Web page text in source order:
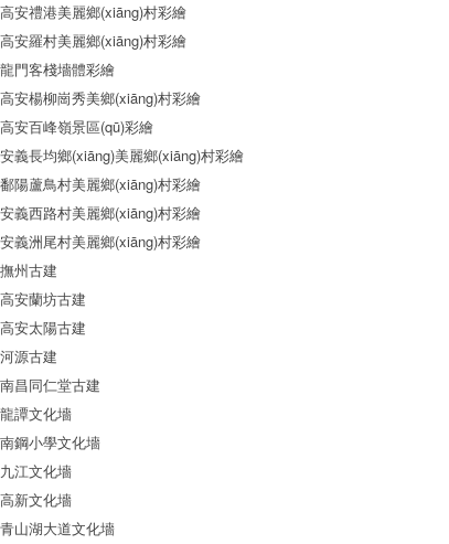
高安禮港美麗鄉(xiāng)村彩繪
高安羅村美麗鄉(xiāng)村彩繪
龍門客棧墻體彩繪
高安楊柳崗秀美鄉(xiāng)村彩繪
高安百峰嶺景區(qū)彩繪
安義長均鄉(xiāng)美麗鄉(xiāng)村彩繪
鄱陽蘆鳥村美麗鄉(xiāng)村彩繪
安義西路村美麗鄉(xiāng)村彩繪
安義洲尾村美麗鄉(xiāng)村彩繪
撫州古建
高安蘭坊古建
高安太陽古建
河源古建
南昌同仁堂古建
龍譚文化墻
南鋼小學文化墻
九江文化墻
高新文化墻
青山湖大道文化墻